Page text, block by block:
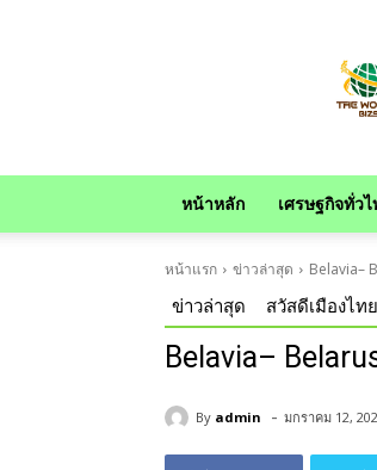
หน้าหลัก เศรษฐกิจทั่ว
หน้าแรก ข่าวล่าสุด Belavia–
ข่าวล่าสุด สวัสดีเมืองไทย
Belavia–
By admin - มกราคม 12,